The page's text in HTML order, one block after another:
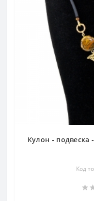
Кулон - подвеска
Код